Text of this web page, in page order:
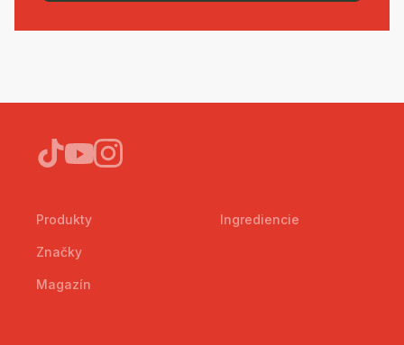
Produkty
Značky
Magazín
Ingrediencie